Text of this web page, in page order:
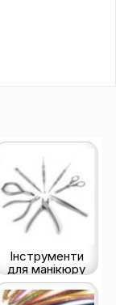
Інструменти
для манікюру